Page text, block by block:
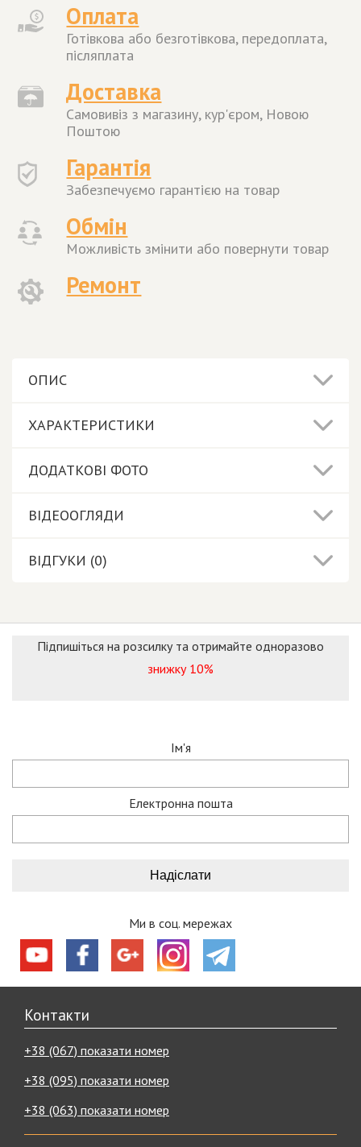
Оплата
Готівкова або безготівкова, передоплата,
післяплата
Доставка
Самовивіз з магазину, кур'єром, Новою
Поштою
Гарантія
Забезпечуємо гарантією на товар
Обмін
Можливість змінити або повернути товар
Ремонт
ОПИС
ХАРАКТЕРИСТИКИ
ДОДАТКОВІ ФОТО
ВІДЕООГЛЯДИ
ВІДГУКИ (0)
Підпишіться на розсилку та отримайте одноразово
знижку 10%
Ім'я
Електронна пошта
Ми в соц. мережах
Контакти
+38 (067) показати номер
+38 (095) показати номер
+38 (063) показати номер